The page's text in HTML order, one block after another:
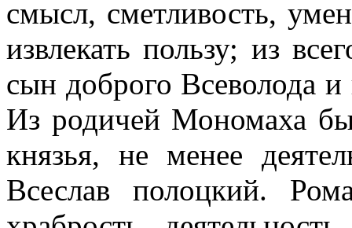
смысл, сметливость,
извлекать пользу; из
сын доброго Всеволода
Из родичей Мономаха
князья, не менее
Всеслав полоцкий.